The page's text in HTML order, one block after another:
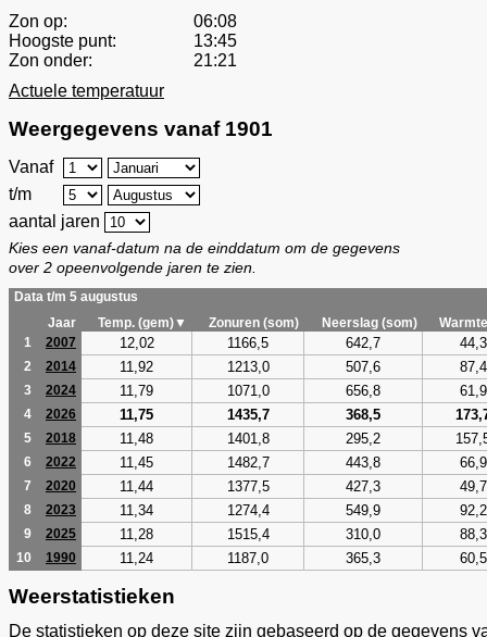
Zon op:
06:08
Hoogste punt:
13:45
Zon onder:
21:21
Actuele temperatuur
Weergegevens vanaf 1901
Vanaf
t/m
aantal jaren
Kies een vanaf-datum na de einddatum om de gegevens
over 2 opeenvolgende jaren te zien.
Data t/m 5 augustus
Jaar
Temp. (gem)▼ Zonuren (som) Neerslag (som)
1
2007 12,02 1166,5 642,7 44,3
2 2014 11,92 1213,0 507,6 87,4
3 2024 11,79 1071,0 656,8 61,9
4 2026 11,75 1435,7 368,5
5 2018 11,48 1401,8 295,2
6 2022 11,45 1482,7 443,8 66,9
7 2020 11,44 1377,5 427,3 49,7
8 2023 11,34 1274,4 549,9 92,2
9 2025 11,28 1515,4 310,0 88,3
10 1990 11,24 1187,0 365,3 60,5
Weerstatistieken
De statistieken op deze site zijn gebaseerd op de gegevens